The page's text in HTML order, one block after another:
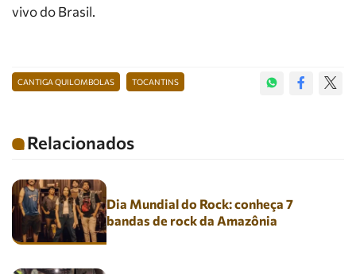
vivo do Brasil.
CANTIGA QUILOMBOLAS TOCANTINS
Relacionados
Dia Mundial do Rock: conheça 7
bandas de rock da Amazônia